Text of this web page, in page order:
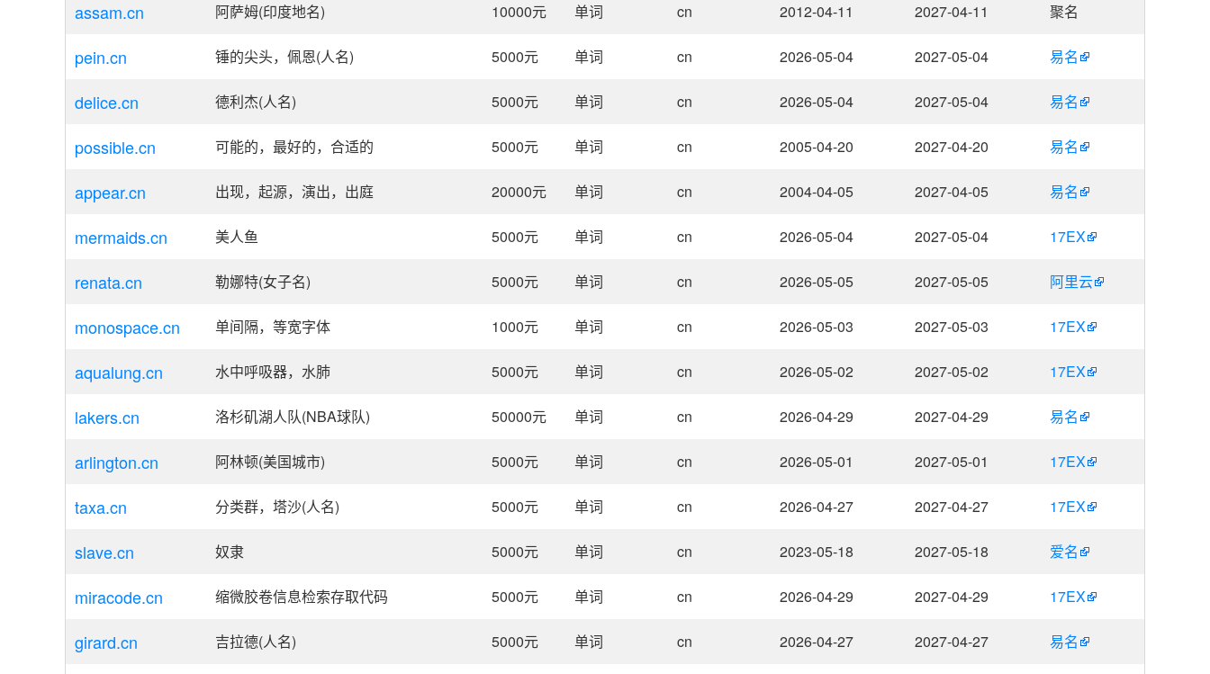
assam.cn 阿萨姆(印度地名) 10000元 单词 cn 2012-04-11 2027-04-11 聚名
pein.cn 锤的尖头，佩恩(人名) 5000元 单词 cn 2026-05-04 2027-05-04 易名
delice.cn 德利杰(人名) 5000元 单词 cn 2026-05-04 2027-05-04 易名
possible.cn 可能的，最好的，合适的 5000元 单词 cn 2005-04-20 2027-04-20 易名
appear.cn 出现，起源，演出，出庭 20000元 单词 cn 2004-04-05 2027-04-05 易名
mermaids.cn 美人鱼 5000元 单词 cn 2026-05-04 2027-05-04 17EX
renata.cn 勒娜特(女子名) 5000元 单词 cn 2026-05-05 2027-05-05 阿里云
monospace.cn 单间隔，等宽字体 1000元 单词 cn 2026-05-03 2027-05-03 17EX
aqualung.cn 水中呼吸器，水肺 5000元 单词 cn 2026-05-02 2027-05-02 17EX
lakers.cn 洛杉矶湖人队(NBA球队) 50000元 单词 cn 2026-04-29 2027-04-29 易名
arlington.cn 阿林顿(美国城市) 5000元 单词 cn 2026-05-01 2027-05-01 17EX
taxa.cn 分类群，塔沙(人名) 5000元 单词 cn 2026-04-27 2027-04-27 17EX
slave.cn 奴隶 5000元 单词 cn 2023-05-18 2027-05-18 爱名
miracode.cn 缩微胶卷信息检索存取代码 5000元 单词 cn 2026-04-29 2027-04-29 17EX
girard.cn 吉拉德(人名) 5000元 单词 cn 2026-04-27 2027-04-27 易名